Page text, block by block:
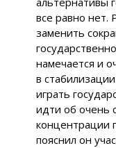
все равно нет.
заменить
намечается и
в
играть
идти об очень
концентрации
пояснил он